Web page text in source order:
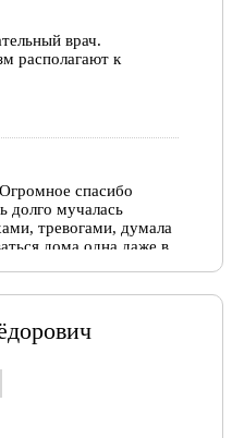
врач.
располагают к
спасибо
долго мучалась
тревогами, думала
дома одна даже в
рассказал
уже как два
ВАМ СПАСИБО